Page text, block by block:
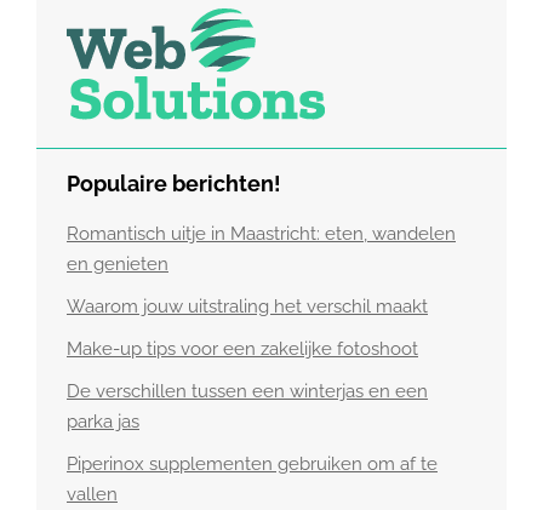
Populaire berichten!
Romantisch uitje in Maastricht: eten, wandelen
en genieten
Waarom jouw uitstraling het verschil maakt
Make-up tips voor een zakelijke fotoshoot
De verschillen tussen een winterjas en een
parka jas
Piperinox supplementen gebruiken om af te
vallen